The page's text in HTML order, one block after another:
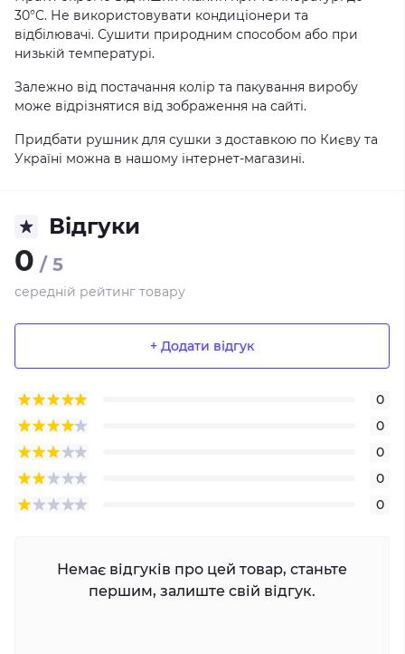
30°C. Не використовувати кондиціонери та
відбілювачі. Сушити природним способом або при
низькій температурі.
Залежно від постачання колір та пакування виробу
може відрізнятися від зображення на сайті.
Придбати рушник для сушки з доставкою по Києву та
Україні можна в нашому інтернет-магазині.
Відгуки
0 / 5
середній рейтинг товару
+ Додати відгук
0
0
0
0
0
Немає відгуків про цей товар, станьте
першим, залиште свій відгук.